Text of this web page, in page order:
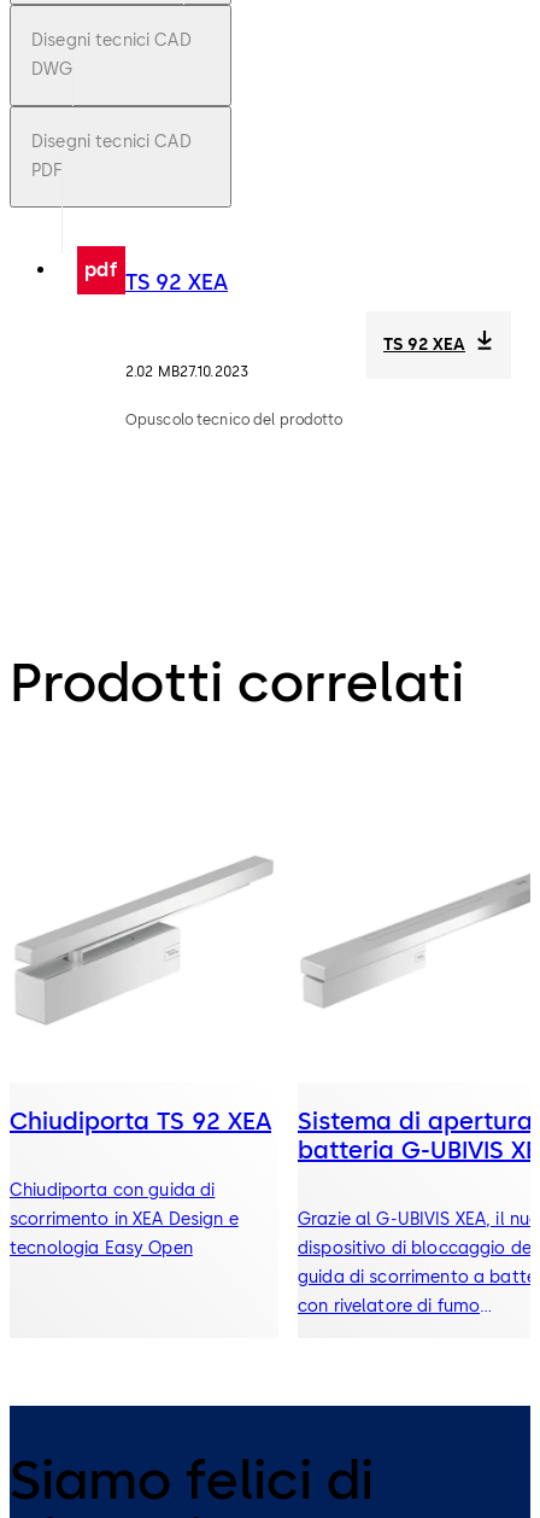
Disegni tecnici CAD
DWG
Disegni tecnici CAD
PDF
pdf TS 92 XEA
2.02 MB27.10.2023
Opuscolo tecnico del prodotto
TS 92 XEA
Prodotti correlati
Chiudiporta TS 92 XEA
Chiudiporta con guida di
scorrimento in XEA Design e
tecnologia Easy Open
Sistema di apertura
batteria G-UBIVIS
Grazie al G-UBIVIS XEA, il
dispositivo di bloccaggio
guida di scorrimento a
con rivelatore di fumo
Siamo felici di